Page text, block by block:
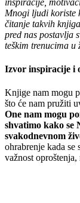
Mnogi ljudi koriste
čitanje takvih
pred nas postavlja
teškim trenucima u
Izvor inspiracije i
Knjige nam mogu
što će nam pružiti
One nam mogu
shvatimo kako se
svakodnevnom
ohrabrenje kada se
važnost